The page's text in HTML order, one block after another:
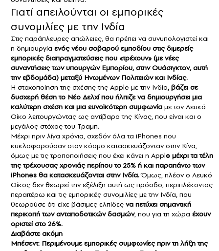
Γιατί απειλούνται οι εμπορικές
συνομιλίες με την Ινδία
Στις παράπλευρες απώλειες, θα πρέπει να συνυπολογιστεί και
η δημιουργία ενός νέου σοβαρού εμποδίου στις διμερείς
εμπορικές διαπραγματεύσεις που «τρέχουν» (με νέες
συναντήσεις των υπουργών Εμπορίου, στην Ουάσιγκτον, αυτή
την εβδομάδα) μεταξύ Ηνωμένων Πολιτειών και Ινδίας.
Η στοχοποίηση της σχέσης της Apple με την Ινδία, βάζει σε
δυσχερή θέση το Νέο Δελχί που ήλπιζε να δημιουργήσει μια
καλύτερη σχέση και μια ευνοϊκότερη συμφωνία με τον Λευκό
Οίκο λειτουργώντας ως αντίβαρο της Κίνας, που είναι και ο
μεγάλος στόχος του Τραμπ.
Μέχρι πριν λίγα χρόνια, σχεδόν όλα τα iPhones που
κυκλοφορούσαν στον κόσμο κατασκευάζονταν στην Κίνα,
όμως με τις τροποποιήσεις που έχει κάνει η Apple μέχρι τα τέλη
της τρέχουσας χρονιάς περίπου το 25% ή και παραπάνω των
iPhones θα κατασκευάζονται στην Ινδία.Όμως, πλέον ο Λευκό
Οίκος δεν θεωρεί την εξέλιξη αυτή ως πρόοδο, περιπλέκοντας
περαιτέρω και τις εμπορικές συνομιλίες με την Ινδία, που
θεωρούσε ότι είχε βάσιμες ελπίδες να πετύχει σημαντική
περικοπή των ανταποδοτικών δασμών, που για τη χώρα έχουν
οριστεί στο 26%.
Διαβάστε ακόμη
Μπέσεντ: Περιμένουμε εμπορικές συμφωνίες πριν τη λήξη της